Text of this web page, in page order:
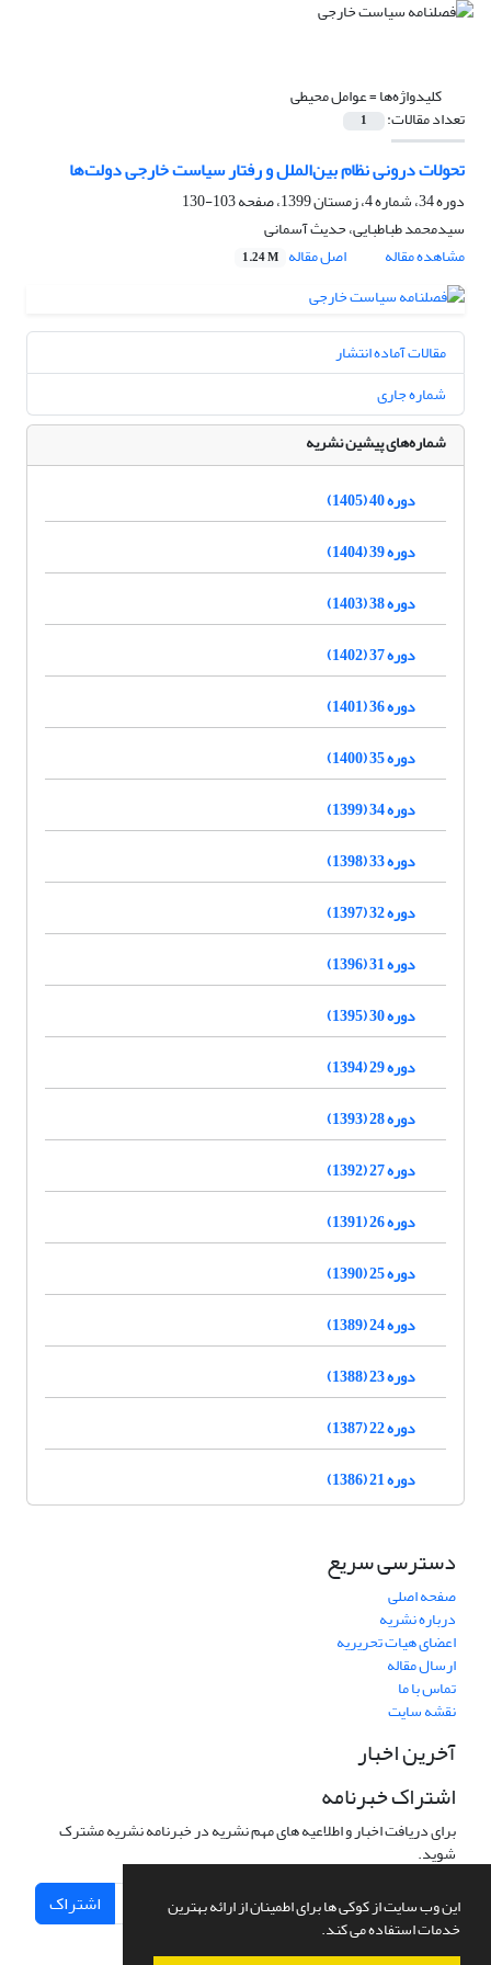
این وب سایت از کوکی ها برای اطمینان از ارائه بهترین
خدمات استفاده می کند.
کلیدواژه‌ها =عوامل محیطی
تعداد مقالات: 1
تحولات درونی نظام بین‌الملل و رفتار سیاست خارجی دولت‌ها
دوره 34، شماره 4، زمستان 1399، صفحه
103-130
سیدمحمد طباطبایی، حدیث آسمانی
مشاهده مقاله
اصل مقاله 1.24 M
مقالات آماده انتشار
شماره جاری
شماره‌های پیشین نشریه
دوره 40 (1405)
دوره 39 (1404)
دوره 38 (1403)
دوره 37 (1402)
دوره 36 (1401)
دوره 35 (1400)
دوره 34 (1399)
دوره 33 (1398)
دوره 32 (1397)
دوره 31 (1396)
دوره 30 (1395)
دوره 29 (1394)
دوره 28 (1393)
دوره 27 (1392)
دوره 26 (1391)
دوره 25 (1390)
دوره 24 (1389)
دوره 23 (1388)
دوره 22 (1387)
دوره 21 (1386)
دسترسی سریع
صفحه اصلی
درباره نشریه
اعضای هیات تحریریه
ارسال مقاله
تماس با ما
نقشه سایت
آخرین اخبار
اشتراک خبرنامه
برای دریافت اخبار و اطلاعیه های مهم نشریه در خبرنامه نشریه مشترک
شوید.
اشتراک